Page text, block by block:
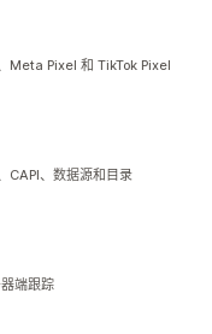
Meta Pixel 和 TikTok Pixel
CAPI、数据源和目录
端跟踪